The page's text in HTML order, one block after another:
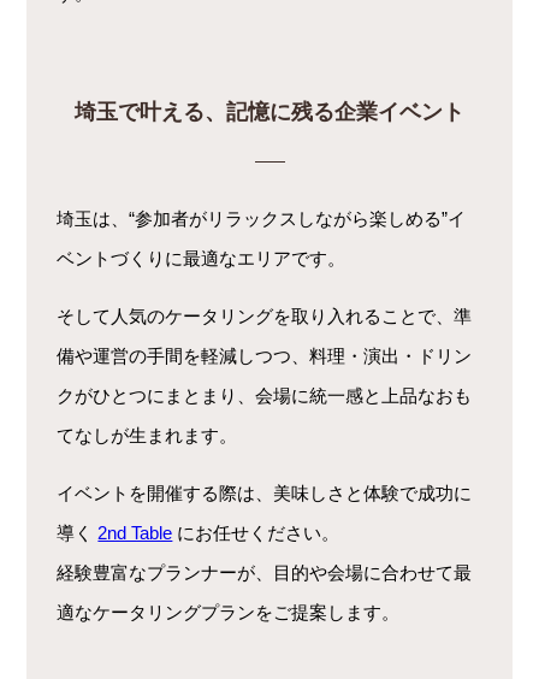
埼玉で叶える、記憶に残る企業イベント
埼玉は、“参加者がリラックスしながら楽しめる”イ
ベントづくりに最適なエリアです。
そして人気のケータリングを取り入れることで、準
備や運営の手間を軽減しつつ、料理・演出・ドリン
クがひとつにまとまり、会場に統一感と上品なおも
てなしが生まれます。
イベントを開催する際は、美味しさと体験で成功に
導く 2nd Table にお任せください。
経験豊富なプランナーが、目的や会場に合わせて最
適なケータリングプランをご提案します。